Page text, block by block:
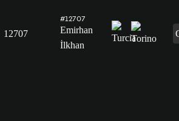
12707
#12707
Emirhan
İlkhan